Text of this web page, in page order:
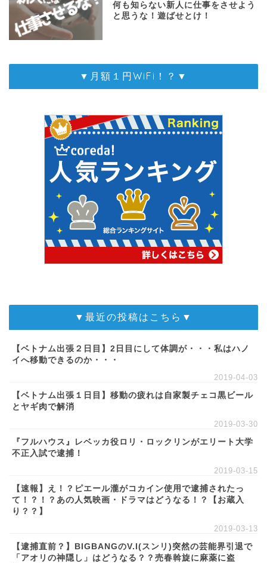
何も知らない新人に仕事をさせよう
と思うな！遊ばせとけ！
▼月額１円WiFi！？▼
▼最近の投稿はこちら▼
【ベトナム出張２日目】2日目にして体調が・・・私はハノ
イへ移動できるのか・・・
2019-04-03
【ベトナム出張１日目】移動の疲れは自家製チェコ黒ビール
とヤギ肉で解消
2019-03-30
『フルハウス』レベッカ役ロリ・ロックリンがエリート大学
不正入試で逮捕！
2019-03-15
【速報】え！？ピエール瀧がコカイン使用で逮捕されたっ
て！？！？あの人気映画・ドラマはどうなる！？【お蔵入
り？？】
2019-03-13
【逮捕直前？】BIGBANGのV.I(スンリ)突然の芸能界引退で
「アオリの神隠し」はどうなる？？売春斡旋に麻薬に盗